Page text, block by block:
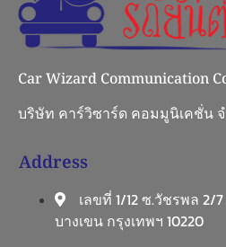
Car Wizard Communication
บริษัท คาร์วิซาร์ด คอมมูนิเคชั่น
Address
เลขที่ 1/12 ซ.วัชรพล 2/
บางเขน กรุงเทพฯ 10220